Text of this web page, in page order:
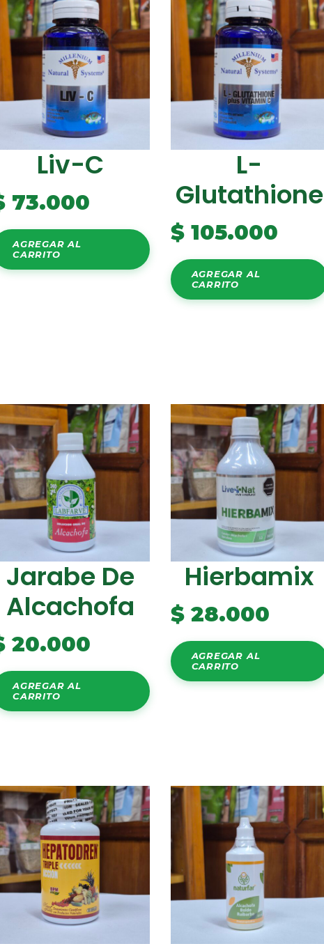
Liv-C
73.000
AGREGAR AL
CARRITO
L-
Glutathione
$105.000
AGREGAR AL
CARRITO
Jarabe De
Alcachofa
20.000
AGREGAR AL
CARRITO
Hierbamix
$28.000
AGREGAR AL
CARRITO